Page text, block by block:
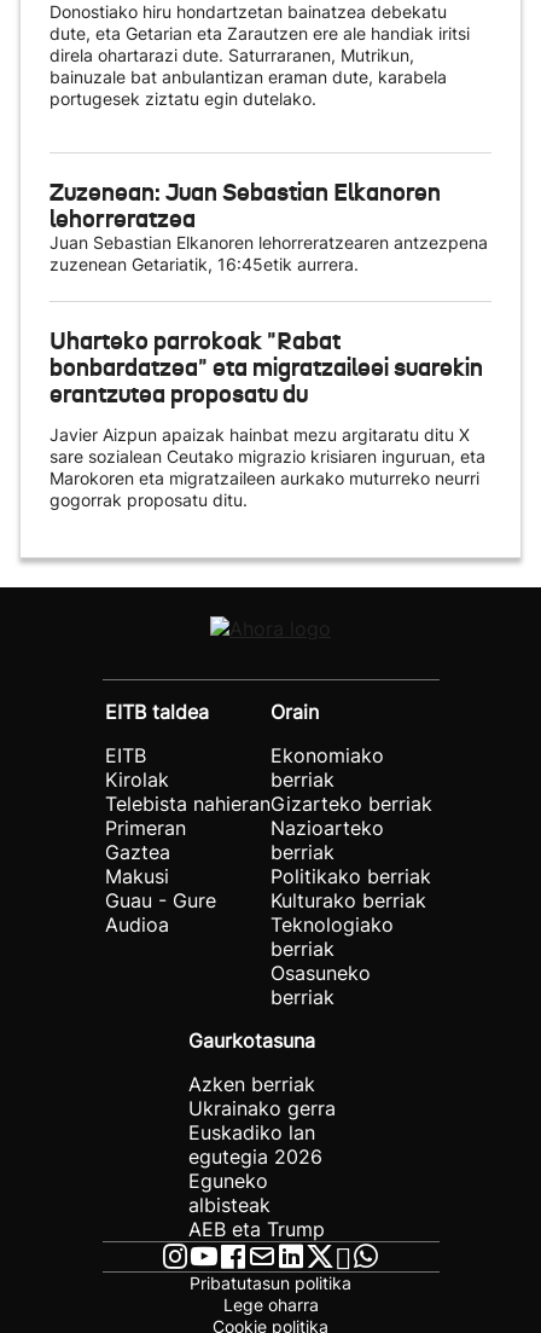
Donostiako hiru hondartzetan bainatzea debekatu
dute, eta Getarian eta Zarautzen ere ale handiak iritsi
direla ohartarazi dute. Saturraranen, Mutrikun,
bainuzale bat anbulantizan eraman dute, karabela
portugesek ziztatu egin dutelako.
Zuzenean: Juan Sebastian Elkanoren
lehorreratzea
Juan Sebastian Elkanoren lehorreratzearen antzezpena
zuzenean Getariatik, 16:45etik aurrera.
Uharteko parrokoak "Rabat
bonbardatzea" eta migratzaileei suarekin
erantzutea proposatu du
Javier Aizpun apaizak hainbat mezu argitaratu ditu X
sare sozialean Ceutako migrazio krisiaren inguruan, eta
Marokoren eta migratzaileen aurkako muturreko neurri
gogorrak proposatu ditu.
EITB taldea
EITB
Kirolak
Telebista nahieran
Primeran
Gaztea
Makusi
Guau - Gure
Audioa
Orain
Ekonomiako
berriak
Gizarteko berriak
Nazioarteko
berriak
Politikako berriak
Kulturako berriak
Teknologiako
berriak
Osasuneko
berriak
Gaurkotasuna
Azken berriak
Ukrainako gerra
Euskadiko lan
egutegia 2026
Eguneko
albisteak
AEB eta Trump
Pribatutasun politika
Lege oharra
Cookie politika